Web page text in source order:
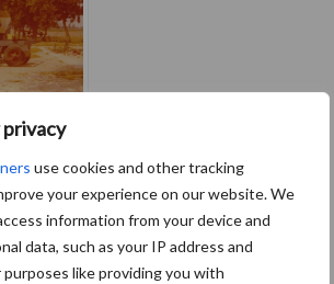
use cookies and other tracking
your experience on our website. We
information from your device and
data, such as your IP address and
like providing you with
in 1974
Dit op
Major